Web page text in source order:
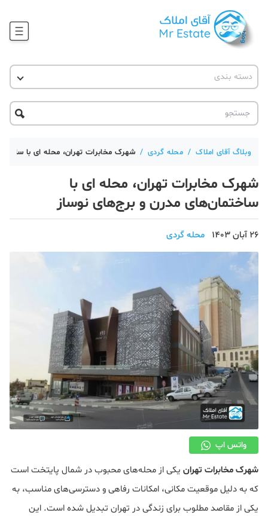
آموزش املاک
حقوقی
آکادمی
دسته بندی
آقای مشاور املاک
آکادمی آقای املاک
آموزش املاک
آموزش پلتفرم آقای املاک
اخبار مسکن
تحلیل مسکن
دکوراسیون
صنعت ساختمان
معماری
ملکی
همایش و نمایشگاه
وبلاگ آقای املاک / محله گردی / شهرک مخابرات تهران، محله ای با
شهرک مخابرات تهران، محله ای با
ساختمان‌های مدرن و برج‌های نوساز
26 آبان 1403 محله گردی
واتس اپ
شهرک مخابرات تهران یکی از محله‌های محبوب در شمال پایتخت است
که به دلیل موقعیت مکانی، امکانات رفاهی و دسترسی‌های مناسب، به
یکی از مقاصد مطلوب برای زندگی در تهران تبدیل شده است. این